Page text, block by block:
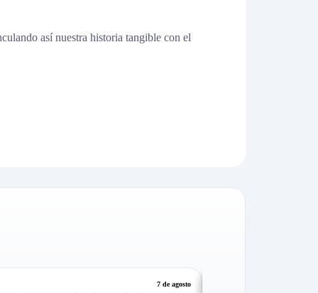
así nuestra historia tangible con el
14 de agosto